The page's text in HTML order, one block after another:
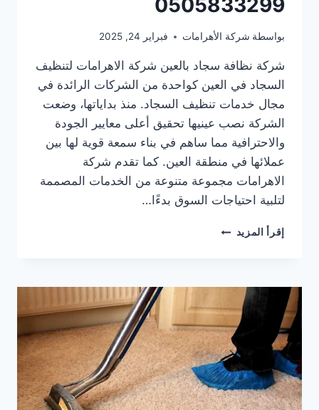
بواسطة شركة الأهرامات فبراير 24, 2025
شركة نظافة سجاد بالعين شركة الاهرامات لتنظيف
السجاد في العين كواحدة من الشركات الرائدة في
مجال خدمات تنظيف السجاد. منذ بداياتها، وضعت
الشركة نصب عينيها تحقيق أعلى معايير الجودة
والاحترافية مما ساهم في بناء سمعة قوية لها بين
عملائها في منطقة العين. كما تقدم شركة
الاهرامات مجموعة متنوعة من الخدمات المصممة
لتلبية احتياجات السوق بدءًا…
إقرأ المزيد شركة
0505833299